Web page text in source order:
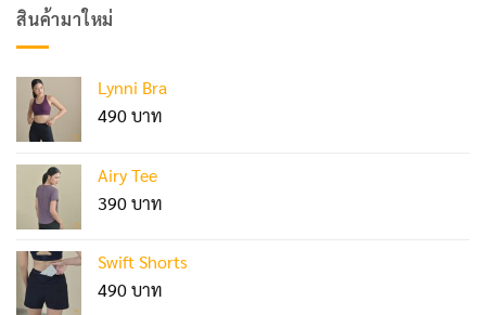
สินค้ามาใหม่
Lynni Bra
490
Airy Tee
390
Swift Shorts
490